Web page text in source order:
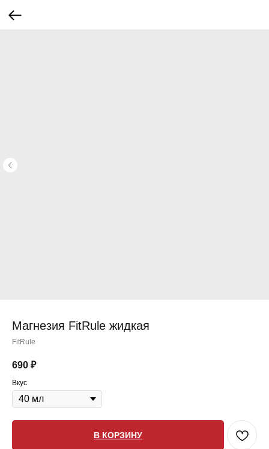
Магнезия FitRule жидкая
FitRule
690 ₽
Вкус
В КОРЗИНУ